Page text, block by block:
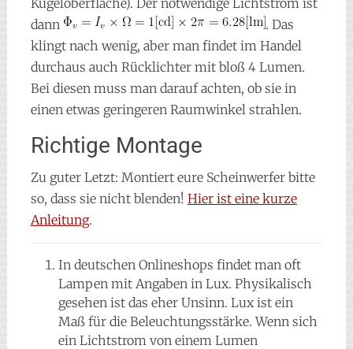
dann
. Das
klingt nach wenig, aber man findet im Handel
durchaus auch Rücklichter mit bloß 4 Lumen.
Bei diesen muss man darauf achten, ob sie in
einen etwas geringeren Raumwinkel strahlen.
Richtige Montage
Zu guter Letzt: Montiert eure Scheinwerfer bitte
so, dass sie nicht blenden! Hier ist eine kurze
Anleitung.
In deutschen Onlineshops findet man oft
Lampen mit Angaben in Lux. Physikalisch
gesehen ist das eher Unsinn. Lux ist ein
Maß für die Beleuchtungsstärke. Wenn sich
ein Lichtstrom von einem Lumen